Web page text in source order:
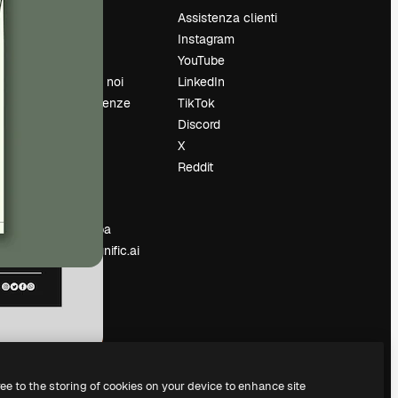
Lavora con noi
Cerca tendenze
Sala stampa
Cerchi magnific.ai
Assistenza clienti
Instagram
YouTube
LinkedIn
TikTok
Discord
X
Reddit
to the storing of cookies on your device to enhance site